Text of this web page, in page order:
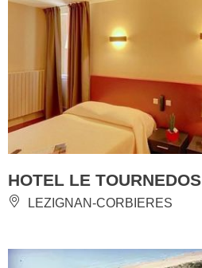
HOTEL LE TOURNEDOS
LEZIGNAN-CORBIERES